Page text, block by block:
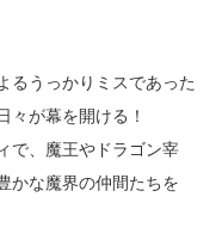
るうっかりミスであった
々が幕を開ける！
で、魔王やドラゴン宰
かな魔界の仲間たちを